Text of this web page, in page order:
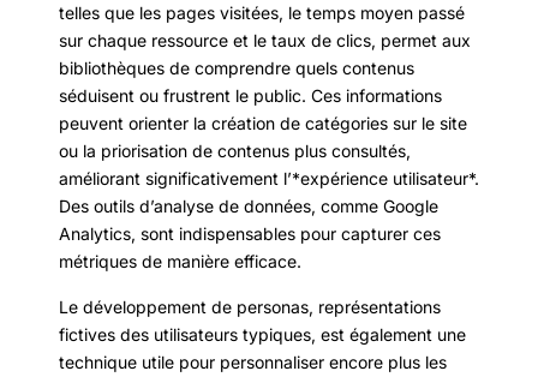
telles que les pages visitées, le temps moyen passé
sur chaque ressource et le taux de clics, permet aux
bibliothèques de comprendre quels contenus
séduisent ou frustrent le public. Ces informations
peuvent orienter la création de catégories sur le site
ou la priorisation de contenus plus consultés,
améliorant significativement l’*expérience utilisateur*.
Des outils d’analyse de données, comme Google
Analytics, sont indispensables pour capturer ces
métriques de manière efficace.
Le développement de personas, représentations
fictives des utilisateurs typiques, est également une
technique utile pour personnaliser encore plus les